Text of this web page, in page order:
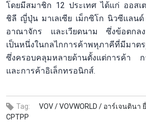
โดยมีสมาชิก 12 ประเทศ ได้แก่ ออสเ
ชิลี ญี่ปุ่น มาเลเซีย เม็กซิโก นิวซีแลนด์
อาณาจักร และเวียดนาม ซึ่งข้อตกลง
เป็นหนึ่งในกลไกการค้าพหุภาคีที่มีมาต
ซึ่งครอบคลุมหลายด้านตั้งแต่การค้า
และการค้าอิเล็กทรอนิกส์.
Tag: VOV /VOVWORLD / อาร์เจนตินา
CPTPP